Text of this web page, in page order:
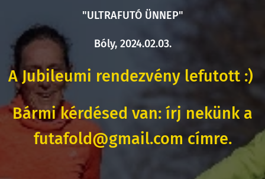
"ULTRAFUTÓ ÜNNEP"
Bóly, 2024.02.03.
A Jubileumi rendezvény lefutott :)
Bármi kérdésed van: írj nekünk a
futafold@gmail.com címre.